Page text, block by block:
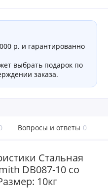
р. и гарантированно
выбрать подарок по
заказа.
Вопросы и ответы 0
Стальная
DB087-10 со
10кг